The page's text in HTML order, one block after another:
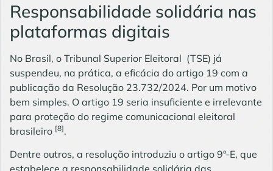
Responsabilidade solidária nas
plataformas digitais
No Brasil, o Tribunal Superior Eleitoral (TSE) já
suspendeu, na prática, a eficácia do artigo 19 com a
publicação da Resolução 23.732/2024. Por um motivo
bem simples. O artigo 19 seria insuficiente e irrelevante
para proteção do regime comunicacional eleitoral
brasileiro [8].
Dentre outros, a resolução introduziu o artigo 9º-E, que